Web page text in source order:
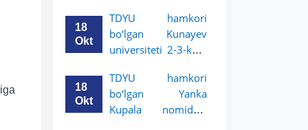
3-kurs talabalari
uchun akademik
mobillik dasturini
18
Okt
TDYU hamkori
bo‘lgan Kunayev
universiteti 2-3-kurs
akademik mobillik
dasturini e’lon qiladi
18
Okt
TDYU hamkori
bo‘lgan Yanka
Kupala nomidagi